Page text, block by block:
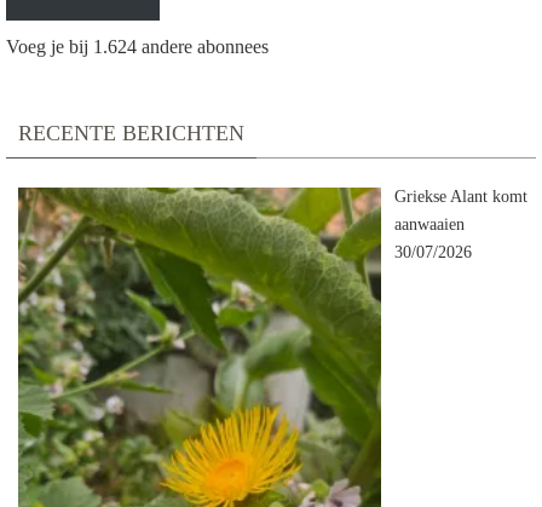
Voeg je bij 1.624 andere abonnees
RECENTE BERICHTEN
Griekse Alant komt
aanwaaien
30/07/2026